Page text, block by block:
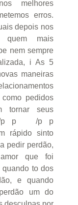
melhores
erros.
depois nos
quem mais
nem sempre
i As 5
maneiras
pedidos
tornar seus
/p p /p p
rápido sinto
pedir perdão,
que foi
quando to dos
e quando
um do